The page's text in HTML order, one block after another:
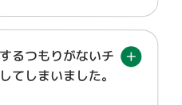
るつもりがないチ
てしまいました。